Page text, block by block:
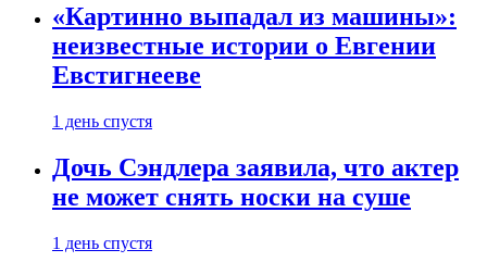
«Картинно выпадал из машины»:
неизвестные истории о Евгении
Евстигнееве
1 день спустя
Дочь Сэндлера заявила, что актер
не может снять носки на суше
1 день спустя